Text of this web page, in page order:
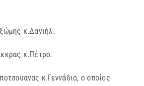
κ.Δανιήλ.
κ.Πέτρο.
κ.Γεννάδιο, ο οποίος